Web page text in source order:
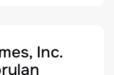
Inc.